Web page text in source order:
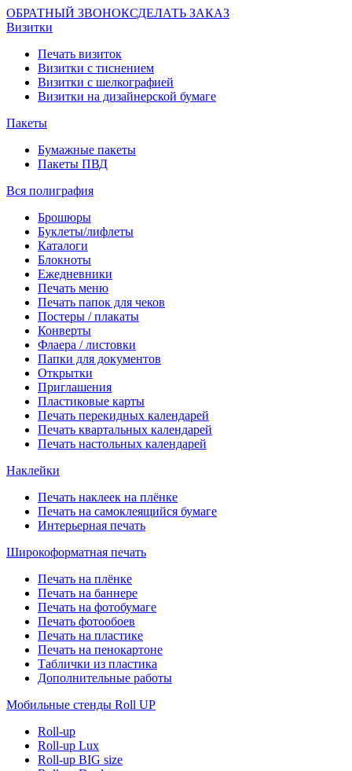
ОБРАТНЫЙ ЗВОНОКСДЕЛАТЬ ЗАКАЗ
Визитки
Печать визиток
Визитки с тиснением
Визитки с шелкографией
Визитки на дизайнерской бумаге
Пакеты
Бумажные пакеты
Пакеты ПВД
Вся полиграфия
Брошюры
Буклеты/лифлеты
Каталоги
Блокноты
Ежедневники
Печать меню
Печать папок для чеков
Постеры / плакаты
Конверты
Флаера / листовки
Папки для документов
Открытки
Приглашения
Пластиковые карты
Печать перекидных календарей
Печать квартальных календарей
Печать настольных календарей
Наклейки
Печать наклеек на плёнке
Печать на самоклеящийся бумаге
Интерьерная печать
Широкоформатная печать
Печать на плёнке
Печать на баннере
Печать на фотобумаге
Печать фотообоев
Печать на пластике
Печать на пенокартоне
Таблички из пластика
Дополнительные работы
Мобильные стенды Roll UP
Roll-up
Roll-up Lux
Roll-up BIG size